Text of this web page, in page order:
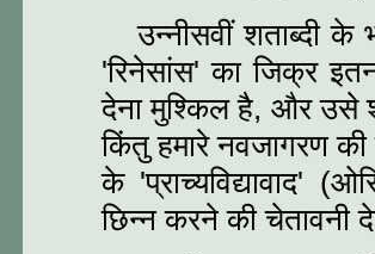
उन्‍नीसवीं शताब्‍दी के
'रिनेसांस' का जिक्र
देना मुश्किल है, और उसे
किंतु हमारे नवजागरण
के 'प्राच्‍यविद्यावाद'
छिन्‍न करने की चेतावनी